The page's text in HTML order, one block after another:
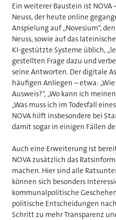
Ein weiterer Baustein ist NOVA
Neuss, der heute online
Anspielung auf „Novesium“,
Neuss, sowie auf das
KI-gestützte Systeme üblich,
gestellten Frage dazu und
seine Antworten. Der digitale
häufigen Anliegen – etwa:
Ausweis?“, „Wo kann ich
„Was muss ich im Todesfall
NOVA hilft insbesondere bei
damit sogar in einigen Fällen
Auch eine Erweiterung ist
NOVA zusätzlich das
machen. Hier sind alle
können sich besonders
kommunalpolitische
politische Entscheidungen
Schritt zu mehr Transparenz